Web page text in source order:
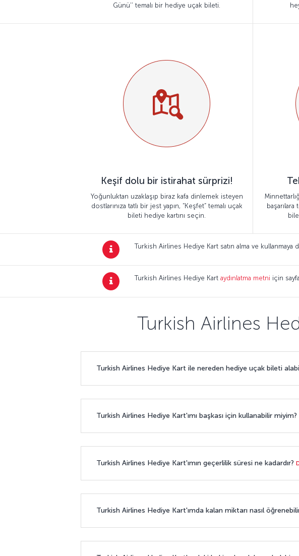
Günü’’ temalı bir hediye uçak bileti.
Keşif dolu bir istirahat sürprizi!
Yoğunluktan uzaklaşıp biraz kafa dinlemek isteyen
dostlarınıza tatlı bir jest yapın, “Keşfet” temalı uçak
bileti hediye kartını seçin.
başarılara
Turkish Airlines Hediye Kart satın alma ve kullanmaya
Turkish Airlines Hediye Kart aydınlatma metni için
Turkish Airlines
Turkish Airlines Hediye Kart ile nereden hediye uçak bileti
Turkish Airlines Hediye Kart'ımı başkası için kullanabilir miyim?
Turkish Airlines Hediye Kart'ımın geçerlilik süresi ne kadardır?
Turkish Airlines Hediye Kart'ımda kalan miktarı nasıl